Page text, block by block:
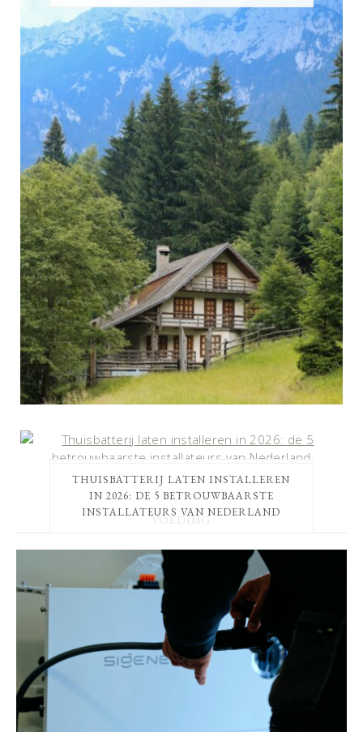
THUISBATTERIJ LATEN INSTALLEREN
IN 2026: DE 5 BETROUWBAARSTE
INSTALLATEURS VAN NEDERLAND
VOEDING